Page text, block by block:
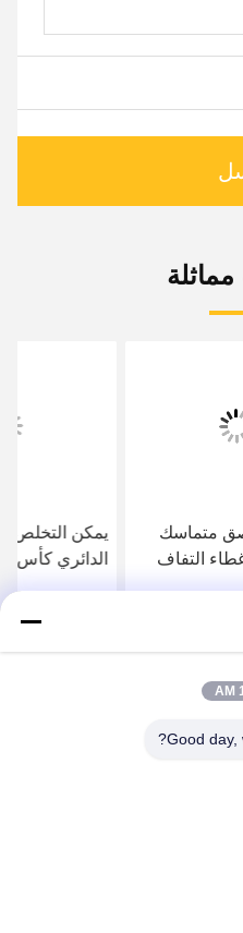
يمكن التخلص منها الصباغ
الدائري كأس حبر الوشم
Good day,